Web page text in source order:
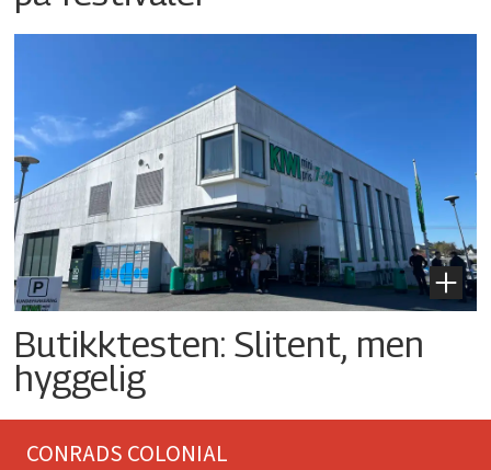
Butikktesten: Slitent, men
hyggelig
CONRADS COLONIAL